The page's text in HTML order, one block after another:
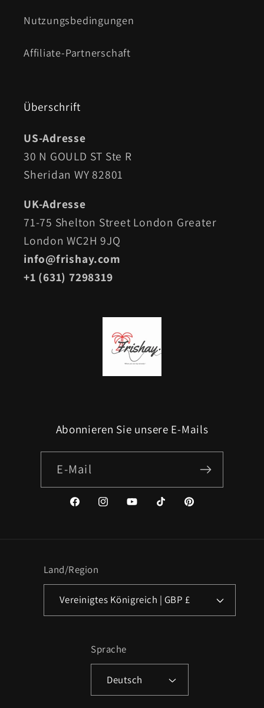
Nutzungsbedingungen
Affiliate-Partnerschaft
Überschrift
US-Adresse
30 N GOULD ST Ste R
Sheridan WY 82801
UK-Adresse
71-75 Shelton Street London Greater
London WC2H 9JQ
info@frishay.com
+1 (631) 7298319
Abonnieren Sie unsere E-Mails
E-Mail
FacebookInstagramYouTubeTikTokPinterest
Land/Region
Vereinigtes Königreich | GBP £
Sprache
Deutsch